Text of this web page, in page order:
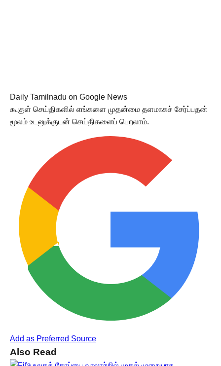
Daily Tamilnadu on Google News
கூகுள் செய்திகளில் எங்களை முதன்மை தளமாகச் சேர்ப்பதன்
மூலம் உடனுக்குடன் செய்திகளைப் பெறலாம்.
Add as Preferred Source
Also Read